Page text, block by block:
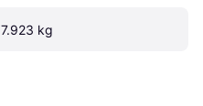
7.923 kg